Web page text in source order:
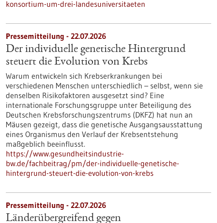
konsortium-um-drei-landesuniversitaeten
Pressemitteilung - 22.07.2026
Der individuelle genetische Hintergrund
steuert die Evolution von Krebs
Warum entwickeln sich Krebserkrankungen bei
verschiedenen Menschen unterschiedlich – selbst, wenn sie
denselben Risikofaktoren ausgesetzt sind? Eine
internationale Forschungsgruppe unter Beteiligung des
Deutschen Krebsforschungszentrums (DKFZ) hat nun an
Mäusen gezeigt, dass die genetische Ausgangsausstattung
eines Organismus den Verlauf der Krebsentstehung
maßgeblich beeinflusst.
https://www.gesundheitsindustrie-
bw.de/fachbeitrag/pm/der-individuelle-genetische-
hintergrund-steuert-die-evolution-von-krebs
Pressemitteilung - 22.07.2026
Länderübergreifend gegen